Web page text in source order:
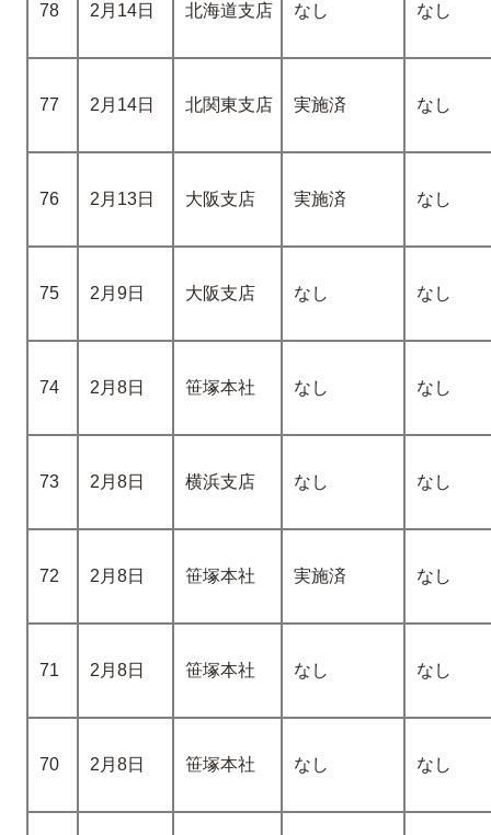
78 2月14日 北海道支店 なし なし
77 2月14日 北関東支店 実施済 なし
76 2月13日 大阪支店 実施済 なし
75 2月9日 大阪支店 なし なし
74 2月8日 笹塚本社 なし なし
73 2月8日 横浜支店 なし なし
72 2月8日 笹塚本社 実施済 なし
71 2月8日 笹塚本社 なし なし
70 2月8日 笹塚本社 なし なし